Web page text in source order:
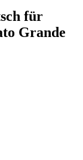
für
Grande